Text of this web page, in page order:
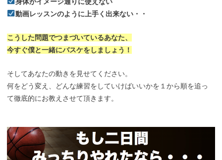
動画レッスンのように上手く出来ない・・
こうした問題でつまづいているあなた、
今すぐ僕と一緒にバスケをしましょう！
そしてあなたの動きを見せてください。
何をどう変え、どんな練習をしていけばいいかを１から順を追っ
て徹底的にお教えさせて頂きます。